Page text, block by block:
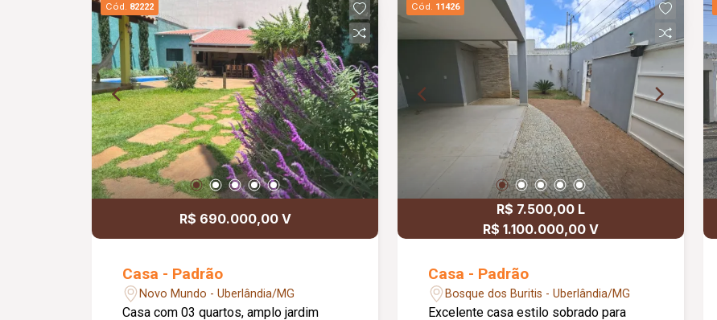
Cód. 82222
R$ 690.000,00 V
Casa - Padrão
Novo Mundo - Uberlândia/MG
Casa com 03 quartos, amplo jardim
Cód. 11426
R$ 7.500,00 L
R$ 1.100.000,00 V
Casa - Padrão
Bosque dos Buritis - Uberlândia/MG
Excelente casa estilo sobrado para